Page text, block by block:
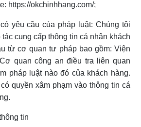
https://okchinhhang.com/;
yêu cầu của pháp luật: Chúng tôi
cung cấp thông tin cá nhân khách
từ cơ quan tư pháp bao gồm: Viện
quan công an điều tra liên quan
pháp luật nào đó của khách hàng.
quyền xâm phạm vào thông tin cá
tin